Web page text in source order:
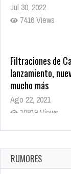
Jul 30, 2022
7416 Views
Filtraciones de
lanzamiento,
mucho más
Ago 22, 2021
10819 Views
La
Ago 8, 2021
10004 Views
RUMORES